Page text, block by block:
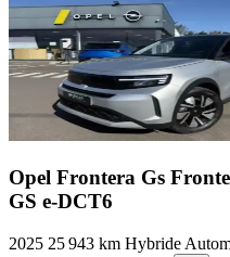
Opel Frontera Gs
GS e-DCT6
2025 25 943 km Hybride